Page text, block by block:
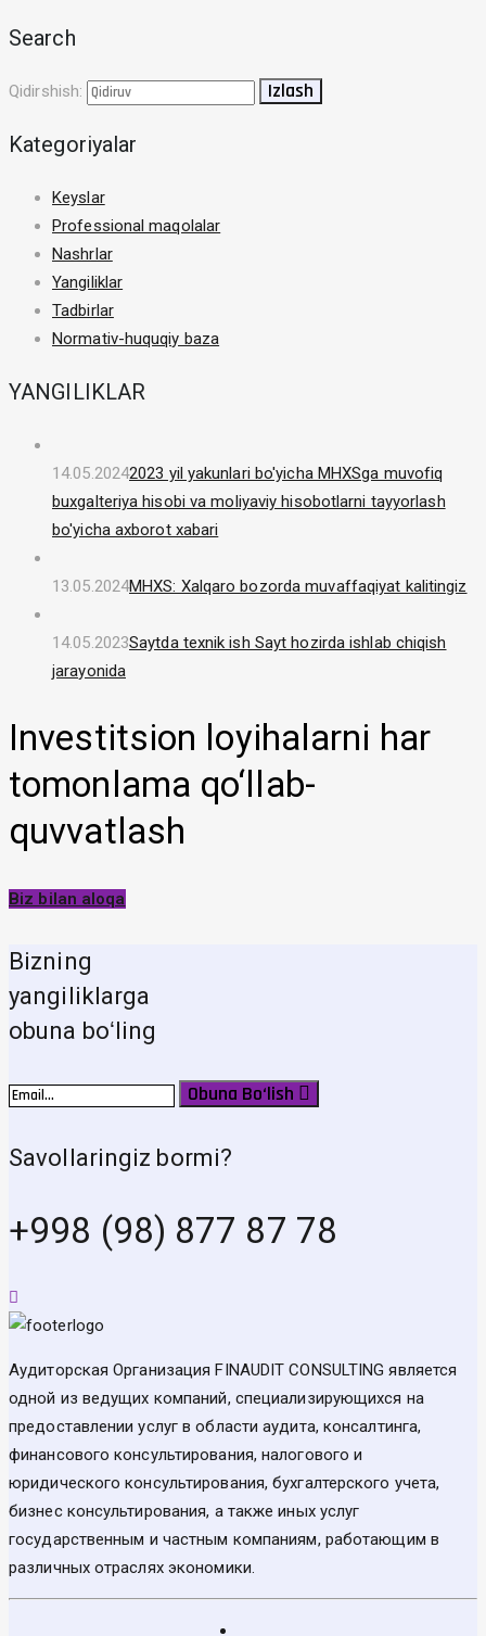
Search
Qidirshish:
Kategoriyalar
Keyslar
Professional maqolalar
Nashrlar
Yangiliklar
Tadbirlar
Normativ-huquqiy baza
YANGILIKLAR
14.05.20242023 yil yakunlari bo'yicha MHXSga muvofiq
buxgalteriya hisobi va moliyaviy hisobotlarni tayyorlash
bo'yicha axborot xabari
13.05.2024MHXS: Xalqaro bozorda muvaffaqiyat kalitingiz
14.05.2023Saytda texnik ish Sayt hozirda ishlab chiqish
jarayonida
Investitsion loyihalarni har
tomonlama qo‘llab-
quvvatlash
Biz bilan aloqa
Bizning
yangiliklarga
obuna boʻling
Obuna Bo‘lish
Savollaringiz bormi?
+998 (98) 877 87 78
Аудиторская Организация FINAUDIT CONSULTING является
одной из ведущих компаний, специализирующихся на
предоставлении услуг в области аудита, консалтинга,
финансового консультирования, налогового и
юридического консультирования, бухгалтерского учета,
бизнес консультирования, а также иных услуг
государственным и частным компаниям, работающим в
различных отраслях экономики.